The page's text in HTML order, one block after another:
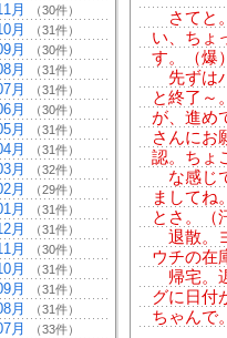
月 （30件）
月 （31件）
月 （30件）
月 （31件）
月 （31件）
月 （30件）
月 （31件）
月 （31件）
月 （32件）
月 （29件）
月 （31件）
月 （31件）
月 （30件）
月 （31件）
月 （31件）
月 （31件）
月 （33件）
さてと
い、ちょ
す。（爆
先ずは
と終了～
が、進め
さんにお
認。ちょ
な感じ
ましてね
とさ。（
退散。
ウチの在
帰宅。
グに日付
ちゃんで